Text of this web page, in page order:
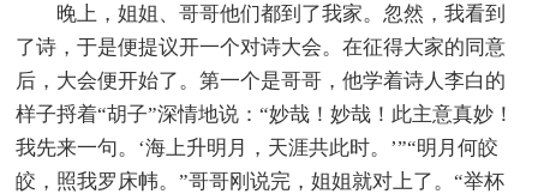
晚上，姐姐、哥哥他们都到了我家。忽然，我看到
了诗，于是便提议开一个对诗大会。在征得大家的同意
后，大会便开始了。第一个是哥哥，他学着诗人李白的
样子捋着“胡子”深情地说：“妙哉！妙哉！此主意真妙！
我先来一句。‘海上升明月，天涯共此时。’”“明月何皎
皎，照我罗床帏。”哥哥刚说完，姐姐就对上了。“举杯